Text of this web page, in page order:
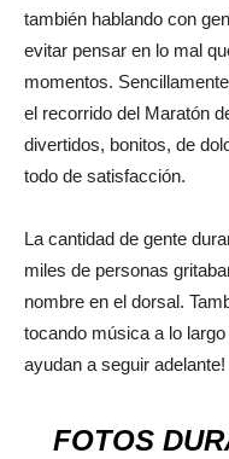
también hablando con
evitar pensar en lo mal
momentos.
el recorrido del Maratón
divertidos, bonitos, de
todo de satisfacción.
La cantidad de gente
miles de personas
nombre en el dorsal.
tocando música a lo
ayudan a seguir adelante!
FOTOS